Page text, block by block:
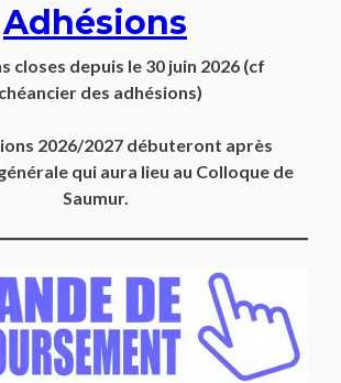
Adhésions
closes depuis le 30 juin 2026 (cf
des adhésions)
2026/2027 débuteront après
qui aura lieu au Colloque de
Saumur.